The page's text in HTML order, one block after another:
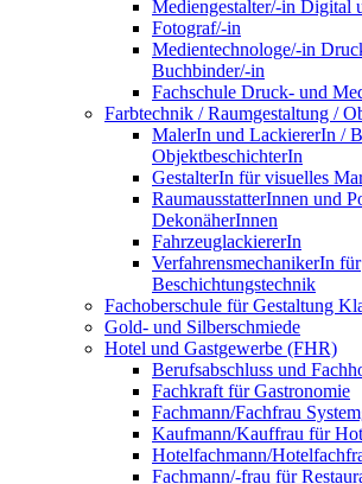
Mediengestalter/-in Digital
Fotograf/-in
Medientechnologe/-in
Buchbinder/-in
Fachschule Druck- und
Farbtechnik / Raumgestaltung /
MalerIn und LackiererIn /
ObjektbeschichterIn
GestalterIn für visuelles
RaumausstatterInnen und
DekonäherInnen
FahrzeuglackiererIn
VerfahrensmechanikerIn für
Beschichtungstechnik
Fachoberschule für Gestaltung
Gold- und Silberschmiede
Hotel und Gastgewerbe (FHR)
Berufsabschluss und
Fachkraft für Gastronomie
Fachmann/Fachfrau
Kaufmann/Kauffrau für
Hotelfachmann/
Fachmann/-frau für